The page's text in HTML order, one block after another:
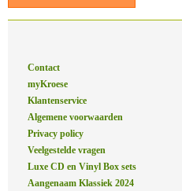
Contact
myKroese
Klantenservice
Algemene voorwaarden
Privacy policy
Veelgestelde vragen
Luxe CD en Vinyl Box sets
Aangenaam Klassiek 2024